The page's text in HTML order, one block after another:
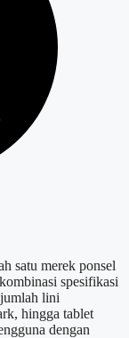
satu merek ponsel
spesifikasi
lini
hingga tablet
dengan